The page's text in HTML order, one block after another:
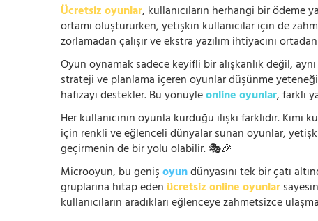
Ücretsiz oyunlar, kullanıcıların herhangi bir ödeme
ortamı oluştururken, yetişkin kullanıcılar için de
zorlamadan çalışır ve ekstra yazılım ihtiyacını
Oyun oynamak sadece keyifli bir alışkanlık değil,
strateji ve planlama içeren oyunlar düşünme
hafızayı destekler. Bu yönüyleonline oyunlar, farklı
Her kullanıcının oyunla kurduğu ilişki farklıdır. Kimi
için renkli ve eğlenceli dünyalar sunan oyunlar,
geçirmenin de bir yolu olabilir. 🎭🎉
Microoyun, bu genişoyundünyasını tek bir çatı
gruplarına hitap eden ücretsiz online oyunlar
kullanıcıların aradıkları eğlenceye zahmetsizce